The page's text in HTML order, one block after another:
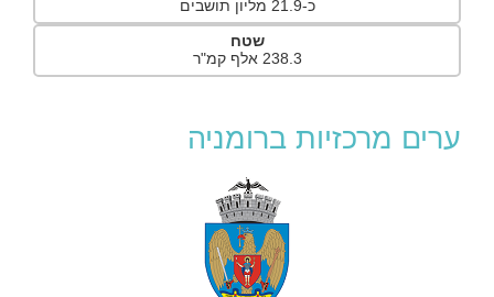
כ-21.9 מליון תושבים
שטח
238.3 אלף קמ"ר
ערים מרכזיות ברומניה